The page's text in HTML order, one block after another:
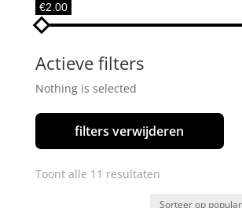
€2.00
Actieve filters
Nothing is selected
filters verwijderen
Toont alle 11 resultatenGesorteerd